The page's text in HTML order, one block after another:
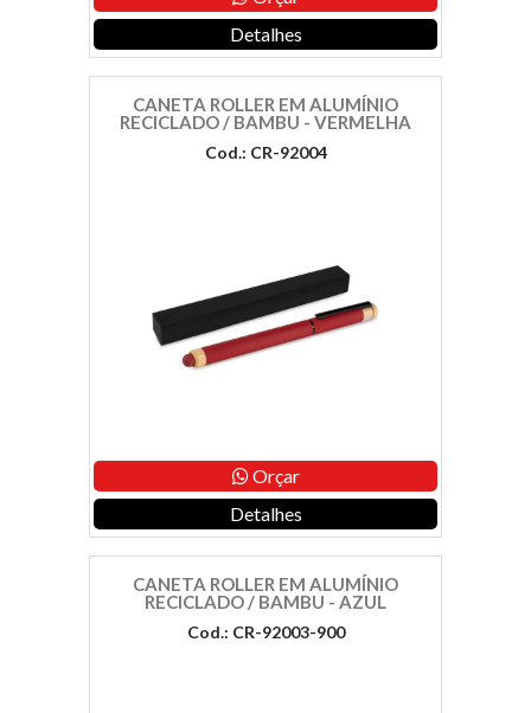
Detalhes
CANETA ROLLER EM ALUMÍNIO
RECICLADO / BAMBU - VERMELHA
Cod.: CR-92004
Orçar
Detalhes
CANETA ROLLER EM ALUMÍNIO
RECICLADO / BAMBU - AZUL
Cod.: CR-92003-900